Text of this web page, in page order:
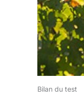
Bilan du test